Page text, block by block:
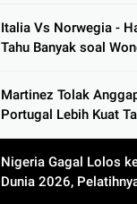
Lutut
Italia Vs Norwegia -
Tahu Banyak soal
Martinez Tolak
Portugal Lebih Kuat
di Bawah Thailand
Nigeria Gagal Lolos
Dunia 2026,